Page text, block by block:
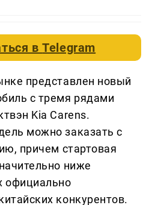
вTelegram
представлен новый
с тремя рядами
Kia Carens.
можно заказать с
причем стартовая
ниже
официально
конкурентов.